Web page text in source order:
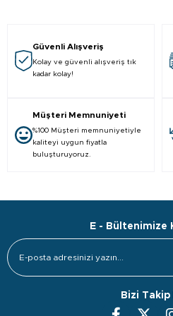
Güvenli Alışveriş
Kolay ve güvenli alışveriş tık
kadar kolay!
Müşteri Memnuniyeti
%100 Müşteri memnuniyetiyle
kaliteyi uygun fiyatla
buluşturuyoruz.
E - Bültenimize
Bizi Takip